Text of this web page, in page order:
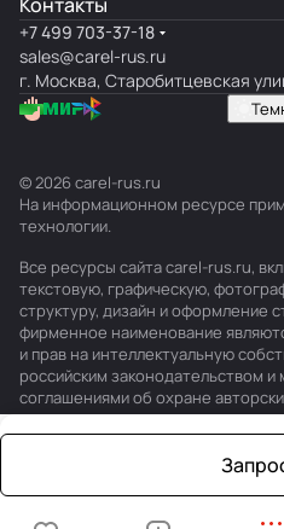
+7 499 703-37-18
sales@carel-rus.ru
г. Москва, Старобитцевская
© 2026 carel-rus.ru
На информационном ресурсе
технологии.
Все ресурсы сайта carel-rus.ru,
текстовую, графическую,
структуру, дизайн и оформление
фирменное наименование
и прав на интеллектуальную
российским законодательством
соглашениями об охране